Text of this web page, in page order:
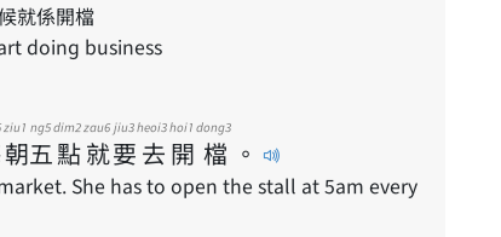
就係開檔
doing business
朝
ziu1
五
ng5
點
dim2
就
zau6
要
jiu3
去
heoi3
開
hoi1
檔
dong3
。
She has to open the stall at 5am every